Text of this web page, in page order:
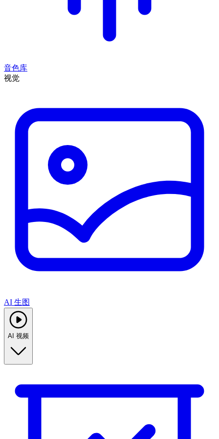
音色库
视觉
AI 生图
AI 视频